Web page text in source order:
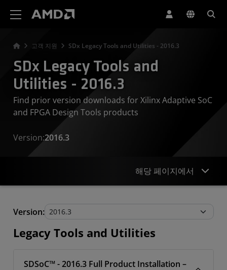
고객 지원 SDx Legacy Tools and Utilities - 2016.3
SDx Legacy Tools and
Utilities - 2016.3
Find prior version downloads for Xilinx Adaptive SoC
and FPGA Design Tools products
Version:2016.3
해당 페이지에서
Legacy Tools and Utilities
Version:
Legacy Tools and Utilities
SDSoC™ - 2016.3 Full Product Installation –